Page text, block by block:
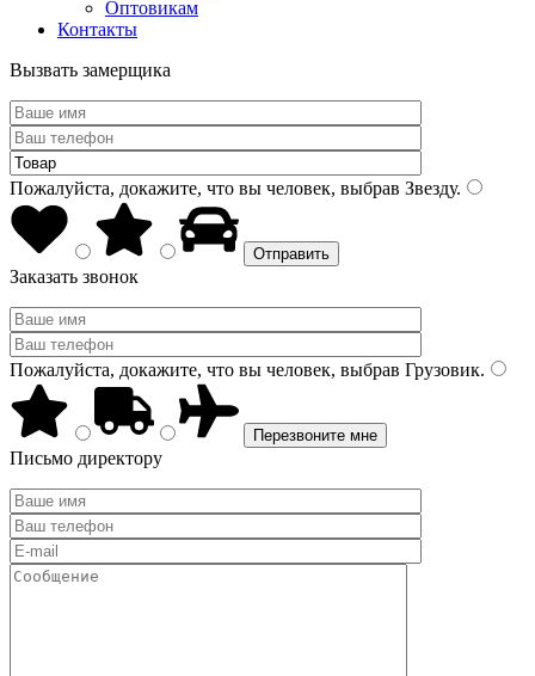
Оптовикам
Контакты
Вызвать замерщика
Пожалуйста, докажите, что вы человек, выбрав Звезду.
Заказать звонок
Пожалуйста, докажите, что вы человек, выбрав Грузовик.
Письмо директору